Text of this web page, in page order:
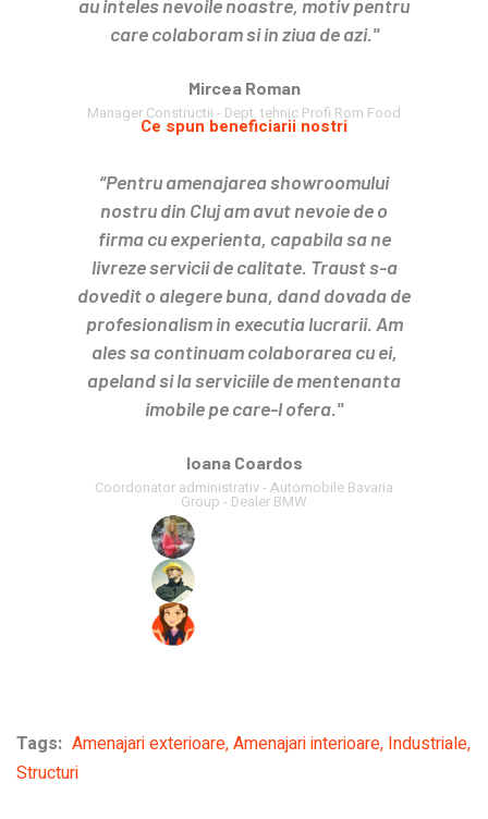
au inteles nevoile noastre, motiv pentru
care colaboram si in ziua de azi."
Mircea Roman
Manager Constructii - Dept. tehnic Profi Rom Food
Ce spun beneficiarii nostri
“Pentru amenajarea showroomului
nostru din Cluj am avut nevoie de o
firma cu experienta, capabila sa ne
livreze servicii de calitate. Traust s-a
dovedit o alegere buna, dand dovada de
profesionalism in executia lucrarii. Am
ales sa continuam colaborarea cu ei,
apeland si la serviciile de mentenanta
imobile pe care-l ofera."
Ioana Coardos
Coordonator administrativ - Automobile Bavaria
Group - Dealer BMW
Tags: Amenajari exterioare,Amenajari interioare, Industriale,
Structuri